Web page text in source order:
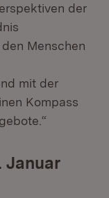
der
Menschen
mit der
Kompass
Januar